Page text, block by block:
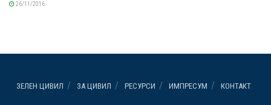
26/11/2016
ЗЕЛЕН ЦИВИЛ ЗА ЦИВИЛ РЕСУРСИ ИМПРЕСУМ КОНТАКТ